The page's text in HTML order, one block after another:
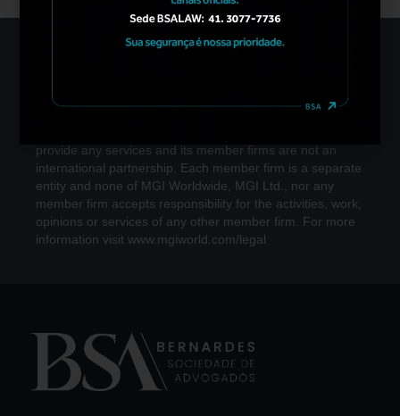
MGI Worldwide is a network of independent accounting,
provide any services and its member firms are not an
international partnership. Each member firm is a separate
entity and none of MGI Worldwide, MGI Ltd., nor any
member firm accepts responsibility for the activities, work,
opinions or services of any other member firm. For more
information visit www.mgiworld.com/legal